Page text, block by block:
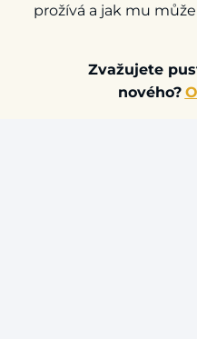
prožívá a jak mu
Zvažujete
nového?